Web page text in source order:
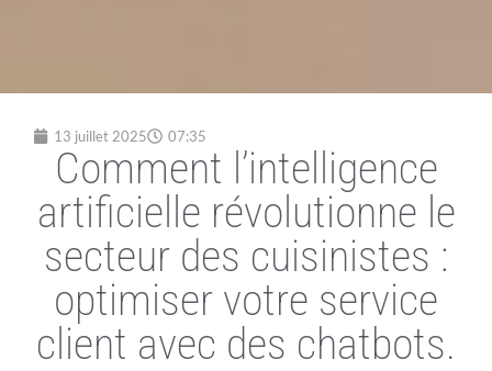
13 juillet 2025 07:35
Comment l’intelligence
artificielle révolutionne le
secteur des cuisinistes :
optimiser votre service
client avec des chatbots.